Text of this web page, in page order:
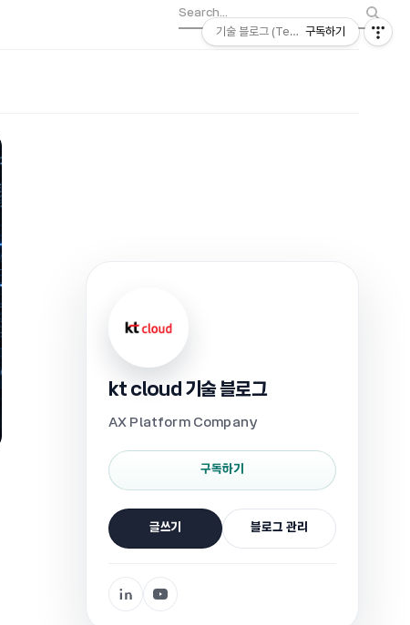
kt cloud 기술 블로그
AX Platform Company
구독하기
글쓰기 블로그 관리
기술 블로그 (Tech) | kt cloud
구독하기